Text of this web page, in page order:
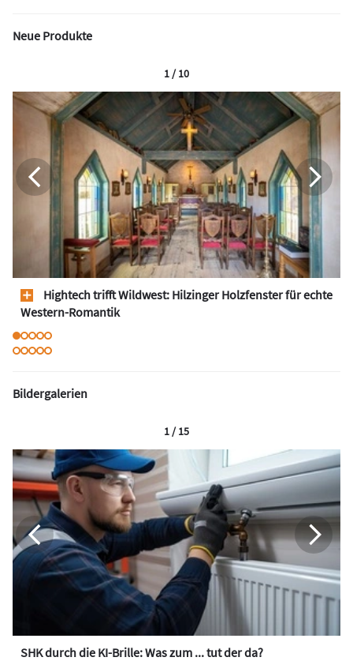
Neue Produkte
Hightech trifft Wildwest: Hilzinger Holzfenster für echte
Western-Romantik
1 / 10
Bildergalerien
SHK durch die KI-Brille: Was zum ... tut der da?
1 / 15